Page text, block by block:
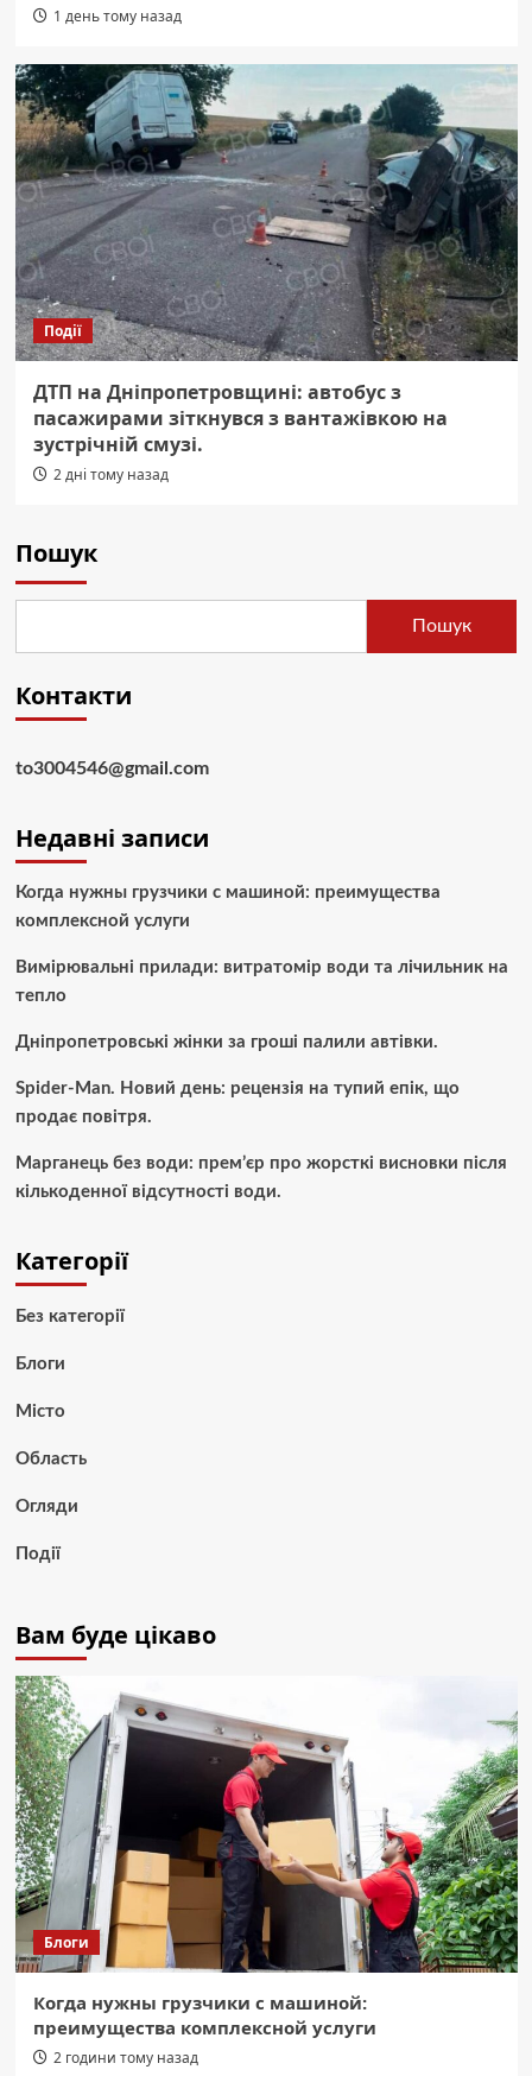
1 день тому назад
Події
ДТП на Дніпропетровщині: автобус з
пасажирами зіткнувся з вантажівкою на
зустрічній смузі.
2 дні тому назад
Пошук
Пошук
Контакти
to3004546@gmail.com
Недавні записи
Когда нужны грузчики с машиной: преимущества
комплексной услуги
Вимірювальні прилади: витратомір води та лічильник на
тепло
Дніпропетровські жінки за гроші палили автівки.
Spider-Man. Новий день: рецензія на тупий епік, що
продає повітря.
Марганець без води: прем’єр про жорсткі висновки після
кількоденної відсутності води.
Категорії
Без категорії
Блоги
Місто
Область
Огляди
Події
Вам буде цікаво
Блоги
Когда нужны грузчики с машиной:
преимущества комплексной услуги
2 години тому назад